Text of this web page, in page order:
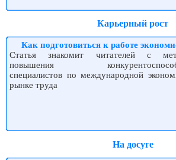
Карьерный рост
Как подготовиться к работе
Статья знакомит читателей с
повышения
специалистов по международной
рынке труда
На досуге